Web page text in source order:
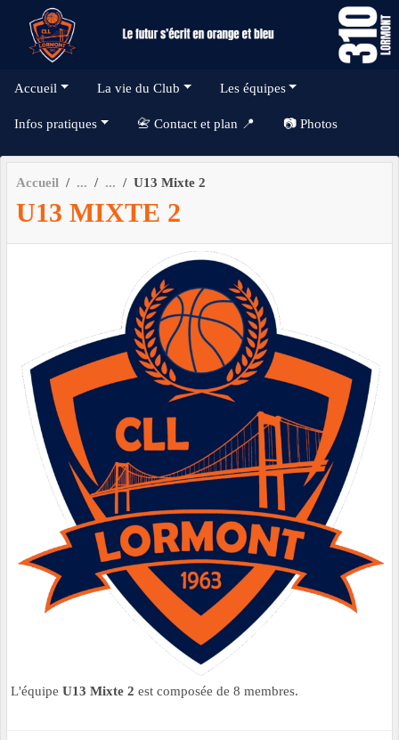
Accueil La vie du Club Les équipes
Infos pratiques 📇 Contact et plan 📍 📷 Photos
Accueil U13 Mixte 2
U13 MIXTE 2
L'équipe U13 Mixte 2 est composée de 8 membres.
Panneau de gestion des cookies